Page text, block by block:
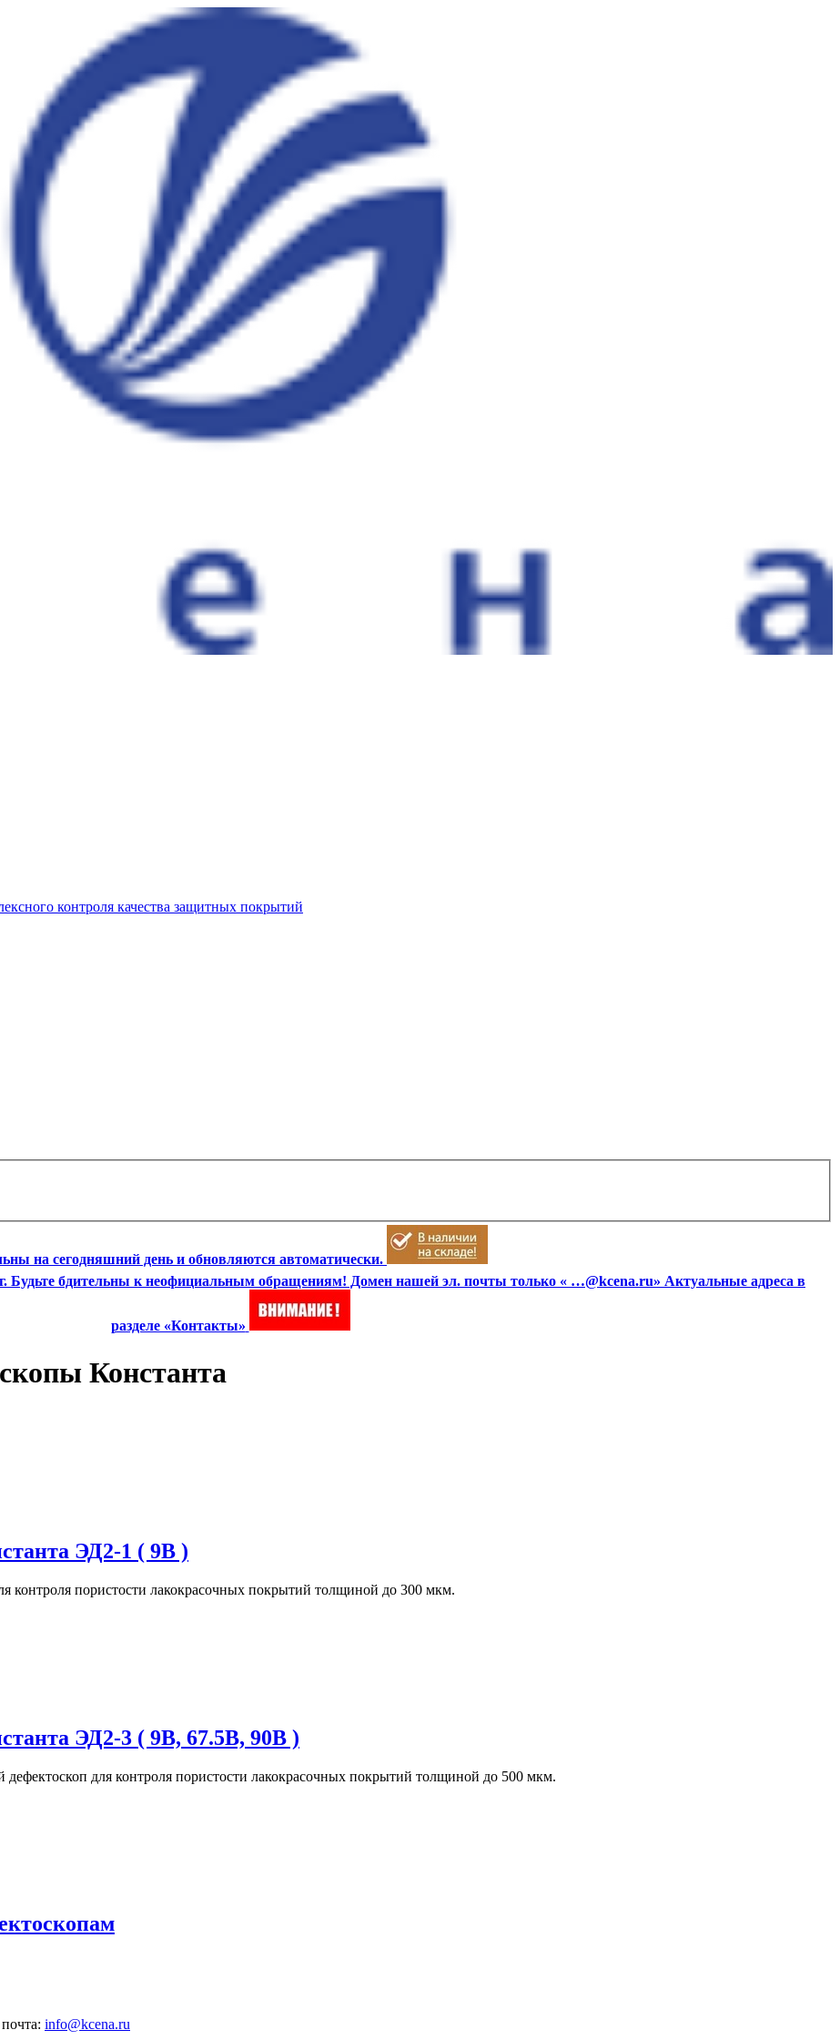
контроля качества защитных покрытий
на сегодняшний день и обновляются автоматически.
Будьте бдительны к неофициальным обращениям! Домен нашей эл. почты только « …@kcena.ru» Актуальные адреса в
разделе «Контакты»
Константа
ЭД2-1 ( 9В )
контроля пористости лакокрасочных покрытий толщиной до 300 мкм.
ЭД2-3 ( 9В, 67.5В, 90В )
для контроля пористости лакокрасочных покрытий толщиной до 500 мкм.
info@kcena.ru